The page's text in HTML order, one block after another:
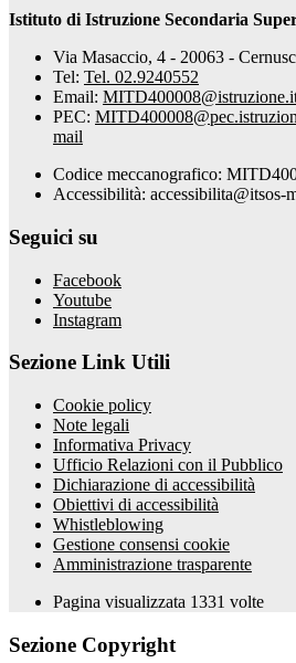
Istituto di Istruzione Secondaria
Via Masaccio, 4 - 20063 -
Tel: Tel. 02.9240552
Email:
PEC:
mail
Codice meccanografico:
Accessibilità: accessibilita@itsos-
Seguici su
Facebook
Youtube
Instagram
Sezione Link Utili
Cookie policy
Note legali
Informativa Privacy
Ufficio Relazioni con il Pubblico
Dichiarazione di accessibilità
Obiettivi di accessibilità
Whistleblowing
Gestione consensi cookie
Amministrazione trasparente
Pagina visualizzata 1331 volte
Sezione Copyright